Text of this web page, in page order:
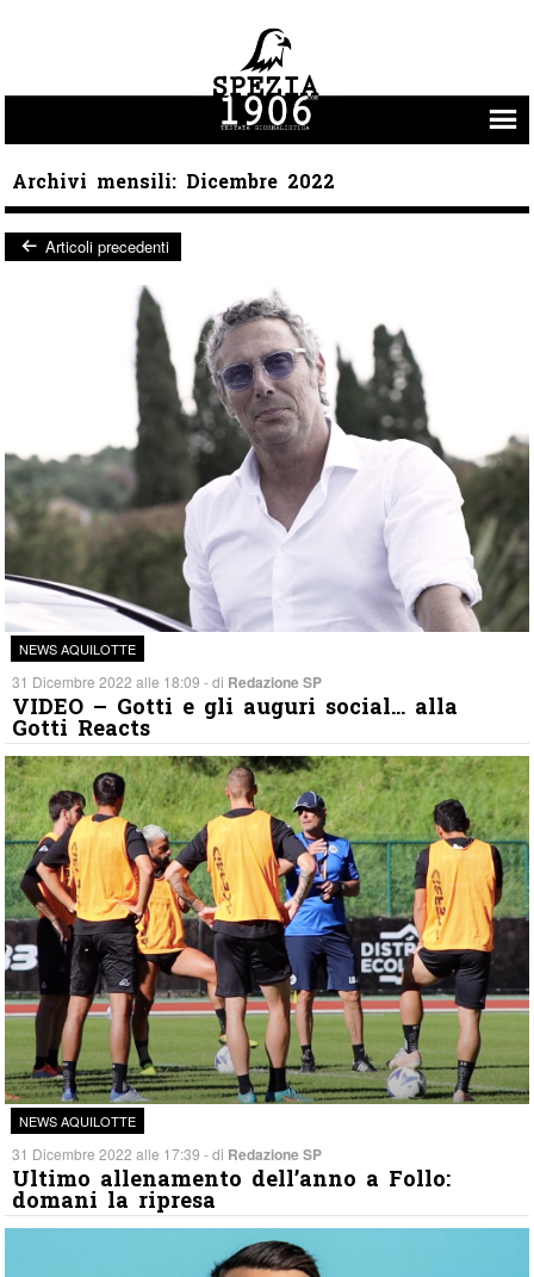
Archivi mensili: Dicembre 2022
Post navigation
Articoli precedenti
NEWS AQUILOTTE
31 Dicembre 2022 alle 18:09 - di Redazione SP
VIDEO – Gotti e gli auguri social… alla
Gotti Reacts
NEWS AQUILOTTE
31 Dicembre 2022 alle 17:39 - di Redazione SP
Ultimo allenamento dell’anno a Follo:
domani la ripresa